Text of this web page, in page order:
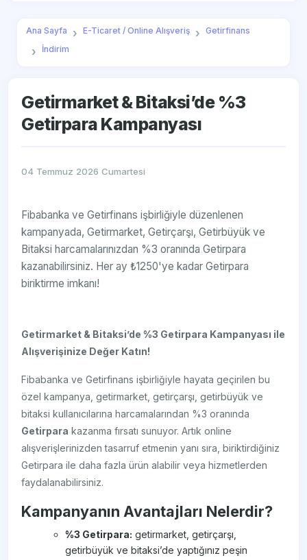
Ana Sayfa E-Ticaret / Online Alışveriş
Getirfinans
İndirim
Getirmarket & Bitaksi’de %3
Getirpаrа Kampanyası
04 Temmuz 2026 Cumartesi
Fibabanka ve Getirfinans işbirliğiyle düzenlenen
kampanyada, Getirmarket, Getirçarşı, Getirbüyük ve
Bitaksi harcamalarınızdan %3 oranında Getirpаrа
kazanabilirsiniz. Her ay ₺1250'ye kadar Getirpаrа
biriktirme imkanı!
Getirmarket & Bitaksi’de %3 Getirpаrа Kampanyası ile
Alışverişinize Değer Katın!
Fibabanka ve Getirfinans işbirliğiyle hayata geçirilen bu
özel kampanya, getirmarket, getirçarşı, getirbüyük ve
bitaksi kullanıcılarına harcamalarından %3 oranında
Getirpаrа kazanma fırsatı sunuyor. Artık online
alışverişlerinizden tasarruf etmenin yanı sıra, biriktirdiğiniz
Getirpаrа ile daha fazla ürün alabilir veya hizmetlerden
faydalanabilirsiniz.
Kampanyanın Avantajları Nelerdir?
%3 Getirpаrа: getirmarket, getirçarşı,
getirbüyük ve bitaksi’de yaptığınız peşin